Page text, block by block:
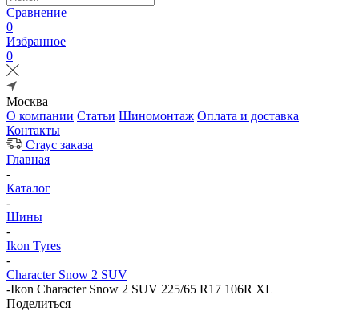
Сравнение
0
Избранное
0
Москва
О компании Статьи Шиномонтаж Оплата и доставка
Контакты
Стаус заказа
Главная
-
Каталог
-
Шины
-
Ikon Tyres
-
Character Snow 2 SUV
-Ikon Character Snow 2 SUV 225/65 R17 106R XL
Поделиться